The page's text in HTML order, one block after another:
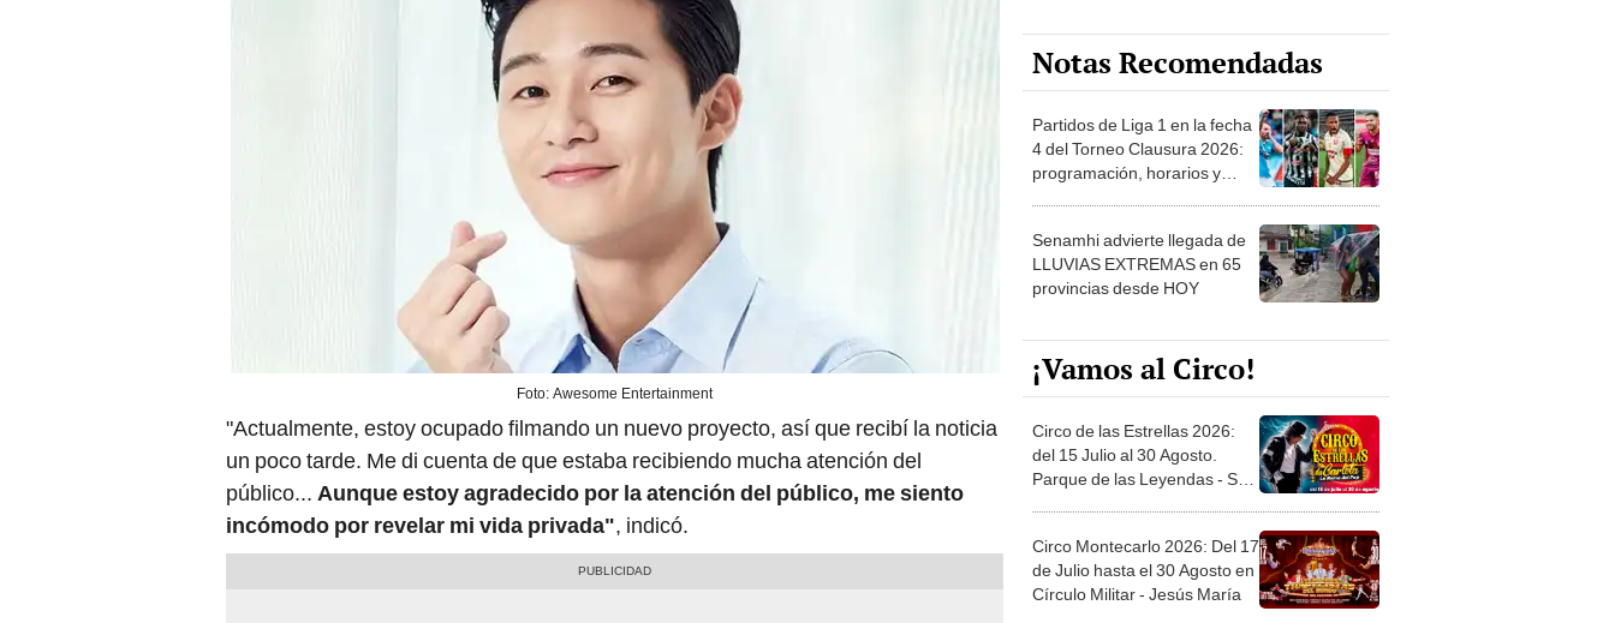
Foto: Awesome Entertainment
"Actualmente, estoy ocupado filmando un nuevo proyecto, así que recibí la noticia
un poco tarde. Me di cuenta de que estaba recibiendo mucha atención del
público... Aunque estoy agradecido por la atención del público, me siento
incómodo por revelar mi vida privada", indicó.
Notas Recomendadas
Partidos de Liga 1 en la fecha
4 del Torneo Clausura 2026:
programación, horarios y
Senamhi advierte llegada de
LLUVIAS EXTREMAS en 65
provincias desde HOY
¡Vamos al Circo!
Circo de las Estrellas 2026:
del 15 Julio al 30 Agosto.
Parque de las Leyendas - San
Circo Montecarlo 2026: Del 17
de Julio hasta el 30 Agosto en
Círculo Militar - Jesús María